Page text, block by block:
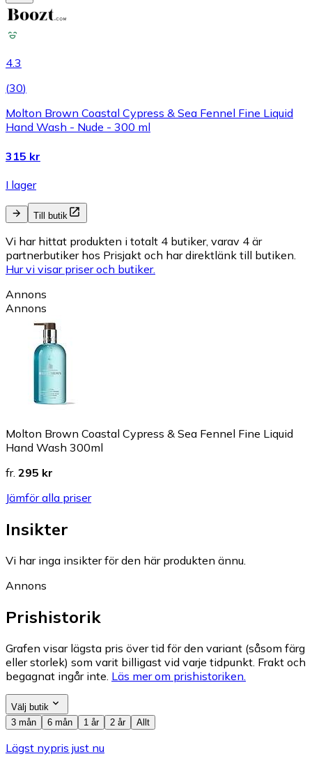
4.3
(30)
Molton Brown Coastal Cypress & Sea Fennel Fine Liquid
Hand Wash - Nude - 300 ml
315 kr
I lager
Till butik
Vi har hittat produkten i totalt 4 butiker, varav 4 är
partnerbutiker hos Prisjakt och har direktlänk till butiken.
Hur vi visar priser och butiker.
Annons
Annons
Molton Brown Coastal Cypress & Sea Fennel Fine Liquid
Hand Wash 300ml
fr. 295 kr
Jämför alla priser
Insikter
Vi har inga insikter för den här produkten ännu.
Annons
Prishistorik
Grafen visar lägsta pris över tid för den variant (såsom färg
eller storlek) som varit billigast vid varje tidpunkt. Frakt och
begagnat ingår inte. Läs mer om prishistoriken.
Välj butik
3 mån
6 mån 1 år 2 år Allt
Lägst nypris just nu